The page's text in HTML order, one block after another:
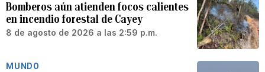
Bomberos aún atienden focos calientes
en incendio forestal de Cayey
8 de agosto de 2026 a las 2:59 p.m.
MUNDO